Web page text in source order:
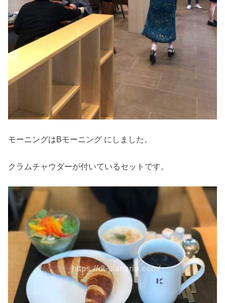
モーニングはBモーニング にしました。
クラムチャウダーが付いているセットです。